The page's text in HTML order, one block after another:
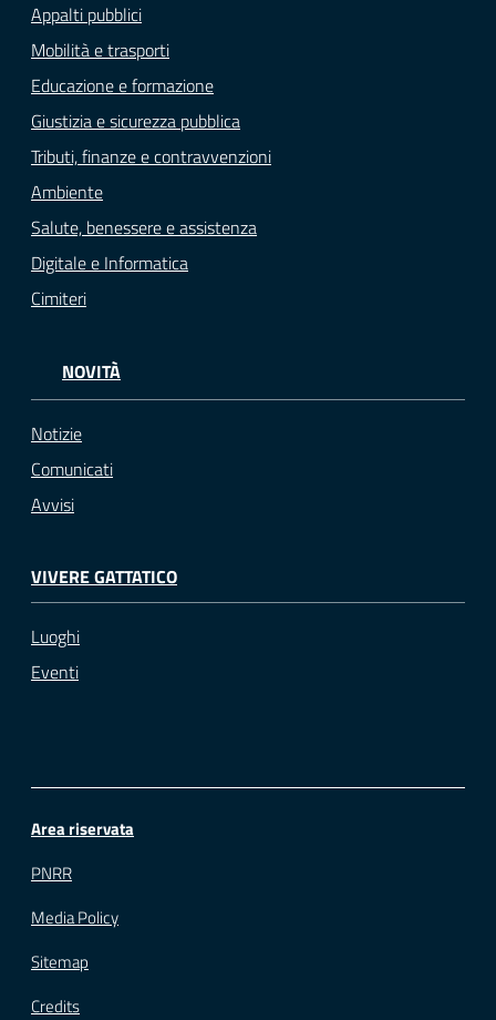
Appalti pubblici
Mobilità e trasporti
Educazione e formazione
Giustizia e sicurezza pubblica
Tributi, finanze e contravvenzioni
Ambiente
Salute, benessere e assistenza
Digitale e Informatica
Cimiteri
NOVITÀ
Notizie
Comunicati
Avvisi
VIVERE GATTATICO
Luoghi
Eventi
Area riservata
PNRR
Media Policy
Sitemap
Credits